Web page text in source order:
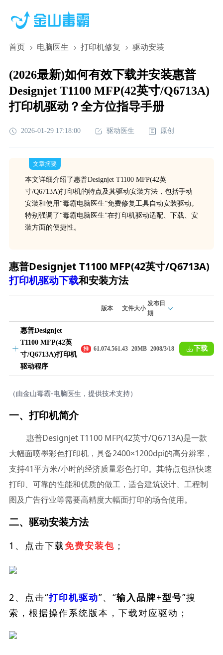
首页 电脑医生 打印机修复 驱动安装
(2026最新)如何有效下载并安装惠普
Designjet T1100 MFP(42英寸/Q6713A)
打印机驱动？全方位指导手册
2026-01-29 17:18:00 驱动医生 原创
文章摘要
本文详细介绍了惠普Designjet T1100 MFP(42英
寸/Q6713A)打印机的特点及其驱动安装方法，包括手动
安装和使用“毒霸电脑医生”免费修复工具自动安装驱动。
特别强调了“毒霸电脑医生”在打印机驱动适配、下载、安
装方面的便捷性。
惠普Designjet T1100 MFP(42英寸/Q6713A)
打印机驱动下载和安装方法
版本 文件大小
发布日
期
惠普Designjet
T1100 MFP(42英
寸/Q6713A)打印机
驱动程序
推
荐
61.074.561.43 20MB 2008/3/18 下载
（由金山毒霸-电脑医生，提供技术支持）
一、打印机简介
惠普Designjet T1100 MFP(42英寸/Q6713A)是一款
大幅面喷墨彩色打印机，具备2400×1200dpi的高分辨率，
支持41平方米/小时的经济质量彩色打印。其特点包括快速
打印、可靠的性能和优质的做工，适合建筑设计、工程制
图及广告行业等需要高精度大幅面打印的场合使用。
二、驱动安装方法
1、点击下载免费安装包 ；
2、点击“打印机驱动”、“输入品牌+型号”搜
索，根据操作系统版本，下载对应驱动；